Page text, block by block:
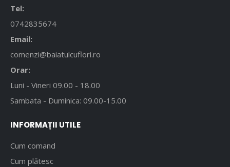
Tel:
0742835674
Email:
comenzi@baiatulcuflori.ro
Orar:
Luni - Vineri 09.00 - 18.00
Sambata - Duminica: 09.00-15.00
INFORMAȚII UTILE
Cum comand
Cum plătesc